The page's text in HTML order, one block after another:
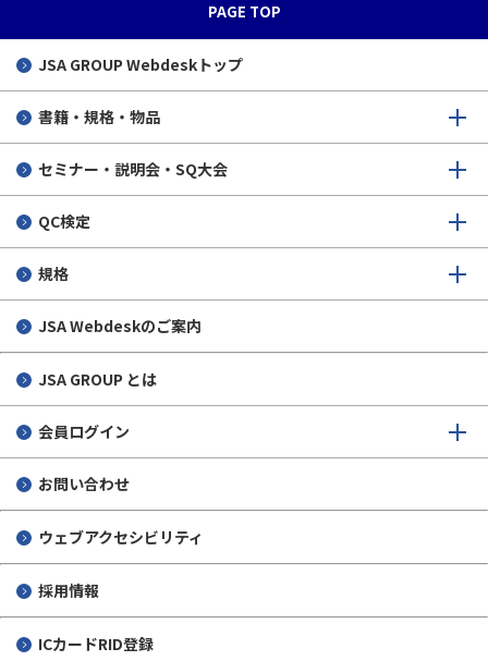
PAGE TOP
JSA GROUP Webdeskトップ
書籍・規格・物品
セミナー・説明会・SQ大会
QC検定
規格
JSA Webdeskのご案内
JSA GROUP とは
会員ログイン
お問い合わせ
ウェブアクセシビリティ
採用情報
ICカードRID登録